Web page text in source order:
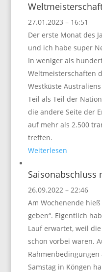
27.01.2023 – 16:51
Der erste Monat des
und ich habe super
In weniger als
Weltmeisterschaften
Westküste
Teil als Teil der
die andere Seite der
auf mehr als 2.500
treffen.
Weiterlesen
Saisonabschluss
26.09.2022 – 22:46
Am Wochenende
geben“. Eigentlich
Lauf erwartet, weil
schon vorbei waren.
Samstag in Köngen